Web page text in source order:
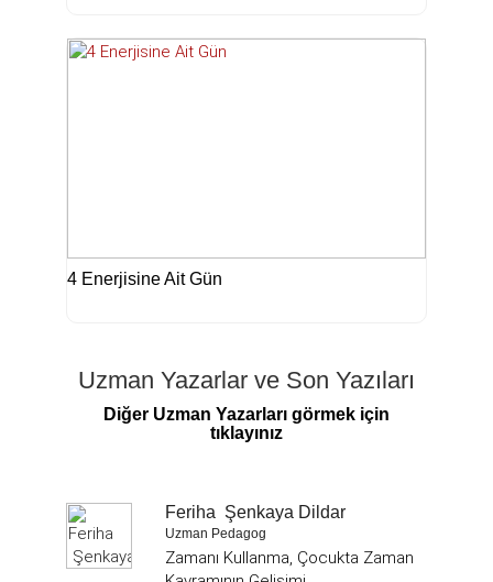
4 Enerjisine Ait Gün
Uzman Yazarlar ve Son Yazıları
Diğer Uzman Yazarları görmek için
tıklayınız
Feriha Şenkaya Dildar
Uzman Pedagog
Zamanı Kullanma, Çocukta Zaman